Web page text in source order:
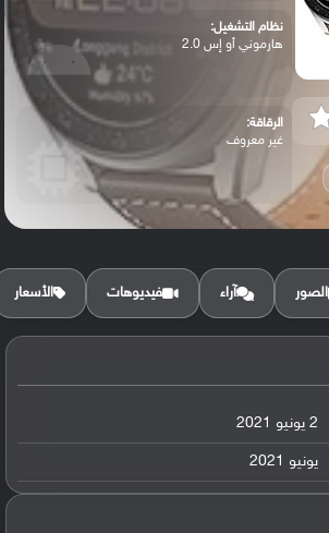
نظام التشغيل:
هارموني أو إس 2.0
الرقاقة:
غير معروف
الرام / التخزين:
البطارية:
ليثيوم أيون, غير قابلة للإزالة ، شحن لا...
الصور آراء فيديوهات الأسعار
2 يونيو 2021
يونيو 2021